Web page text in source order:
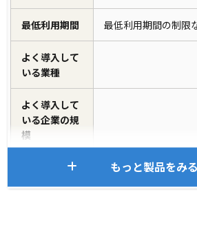
最低利用期間 最低利用期間の制限
よく導入して
いる業種
よく導入して
いる企業の規
模
もっと製品をみる